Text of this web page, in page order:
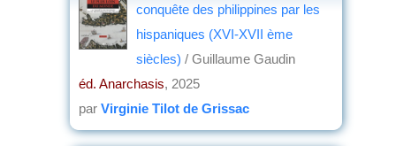
conquête des philippines par les
hispaniques (XVI-XVII ème
siècles) / Guillaume Gaudin
éd. Anarchasis, 2025
par Virginie Tilot de Grissac